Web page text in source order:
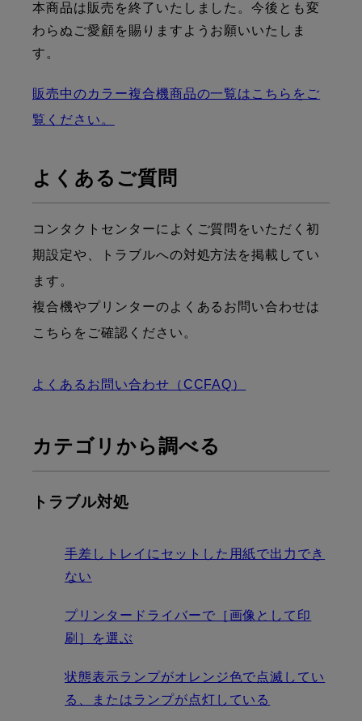
本商品は販売を終了いたしました。今後とも変
わらぬご愛顧を賜りますようお願いいたしま
す。
販売中のカラー複合機商品の一覧はこちらをご
覧ください。
よくあるご質問
コンタクトセンターによくご質問をいただく初
期設定や、トラブルへの対処方法を掲載してい
ます。
複合機やプリンターのよくあるお問い合わせは
こちらをご確認ください。
よくあるお問い合わせ（CCFAQ）
カテゴリから調べる
トラブル対処
手差しトレイにセットした用紙で出力でき
ない
プリンタードライバーで［画像として印
刷］を選ぶ
状態表示ランプがオレンジ色で点滅してい
る、またはランプが点灯している